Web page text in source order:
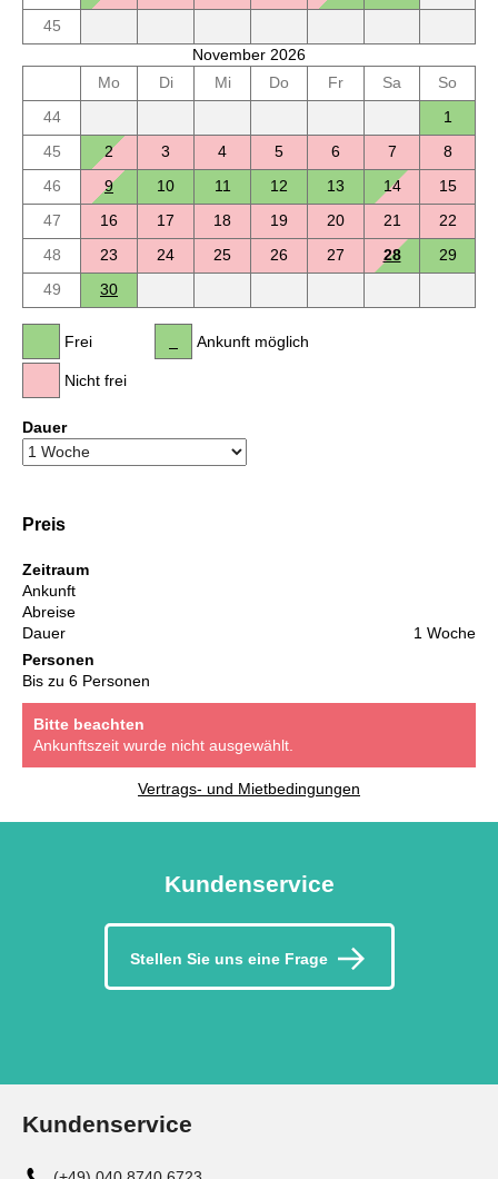
45
November 2026
Mo
Di Mi Do Fr Sa
So
44
1
45
2 3 4 5 6 7
8
46
9 10 11 12 13 14
15
47
16 17 18 19 20 21
22
48
23 24 25 26 27 28
29
49
30
Frei
Nicht frei
Ankunft möglich
Dauer
Preis
Zeitraum
Ankunft
Abreise
Dauer
1 Woche
Personen
Bis zu 6 Personen
Bitte beachten
Ankunftszeit wurde nicht ausgewählt.
Vertrags- und Mietbedingungen
Kundenservice
Stellen Sie uns eine Frage
Kundenservice